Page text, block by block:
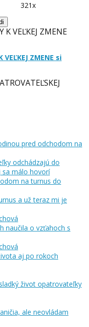
321x
K VEĽKEJ ZMENE
ZMENE si
odchádzajú do
sa málo hovorí
a už teraz mi je
naučila o vzťahoch s
aj po rokoch
život opatrovateľky
ale neovládam